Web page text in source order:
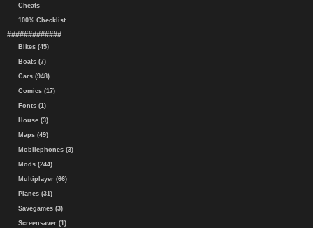
Cheats
100% Checklist
#############
Bikes (45)
Boats (7)
Cars (948)
Comics (17)
Fonts (1)
House (3)
Maps (49)
Mobilephones (3)
Mods (244)
Multiplayer (66)
Planes (31)
Savegames (3)
Screensaver (1)